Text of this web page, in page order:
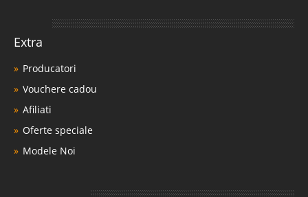
Extra
Producatori
Vouchere cadou
Afiliati
Oferte speciale
Modele Noi